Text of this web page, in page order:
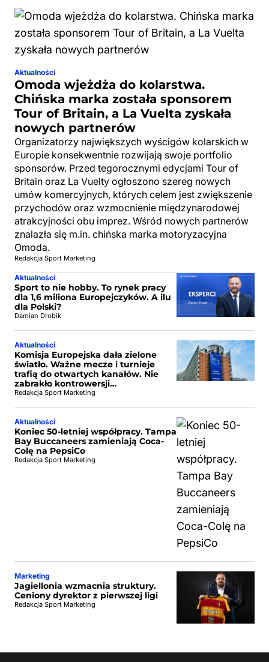
Aktualności
Omoda wjeżdża do kolarstwa.
Chińska marka została sponsorem
Tour of Britain, a La Vuelta zyskała
nowych partnerów
Organizatorzy największych wyścigów kolarskich w
Europie konsekwentnie rozwijają swoje portfolio
sponsorów. Przed tegorocznymi edycjami Tour of
Britain oraz La Vuelty ogłoszono szereg nowych
umów komercyjnych, których celem jest zwiększenie
przychodów oraz wzmocnienie międzynarodowej
atrakcyjności obu imprez. Wśród nowych partnerów
znalazła się m.in. chińska marka motoryzacyjna
Omoda.
Redakcja Sport Marketing
Aktualności
Sport to nie hobby. To rynek pracy
dla 1,6 miliona Europejczyków. A ilu
dla Polski?
Damian Drobik
Aktualności
Komisja Europejska dała zielone
światło. Ważne mecze i turnieje
trafią do otwartych kanałów. Nie
zabrakło kontrowersji…
Redakcja Sport Marketing
Aktualności
Koniec 50-letniej współpracy. Tampa
Bay Buccaneers zamieniają Coca-
Colę na PepsiCo
Redakcja Sport Marketing
Marketing
Jagiellonia wzmacnia struktury.
Ceniony dyrektor z pierwszej ligi
Redakcja Sport Marketing